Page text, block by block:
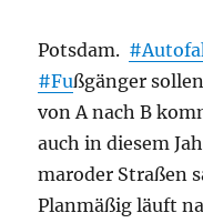
Potsdam.
#Fußgänger
von A nach B
auch in diesem
maroder Straßen
Planmäßig läuft